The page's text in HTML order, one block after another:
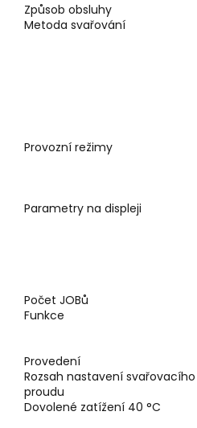
Způsob obsluhy
Metoda svařování
Provozní režimy
Parametry na displeji
Počet JOBů
Funkce
Provedení
Rozsah nastavení svařovacího
proudu
Dovolené zatížení 40 °C